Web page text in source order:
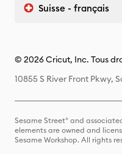
Suisse - français
© 2026 Cricut, Inc. Tous
10855 S River Front Pkwy,
Sesame Street® and
elements are owned and
Sesame Workshop. All rights